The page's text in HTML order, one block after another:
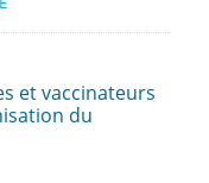
et vaccinateurs
du